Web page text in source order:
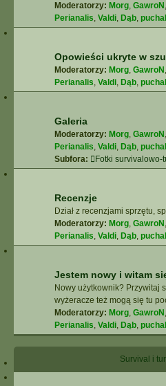
Moderatorzy: Morg, GawroN ,
Perianalis, Valdi, Dąb,
Opowieści ukryte w
Moderatorzy: Morg, GawroN ,
Perianalis, Valdi, Dąb,
Galeria
Moderatorzy: Morg, GawroN ,
Perianalis, Valdi, Dąb,
Subfora:
Fotki survivalowo-
Recenzje
Dział z recenzjami sprzętu,
Moderatorzy: Morg, GawroN ,
Perianalis, Valdi, Dąb,
Jestem nowy i witam
Nowy użytkownik? Przywitaj
wyżeracze też mogą się tu
Moderatorzy: Morg, GawroN ,
Perianalis, Valdi, Dąb,
Survival i